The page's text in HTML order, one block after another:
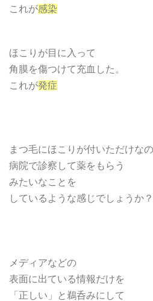
これが感染
ほこりが目に入って
角膜を傷つけて充血した。
これが発症
まつ毛にほこりが付いただけな
病院で診察して薬をもらう
みたいなことを
しているような感じでしょうか
メディアなどの
表面に出ている情報だけを
「正しい」と 鵜呑みにして